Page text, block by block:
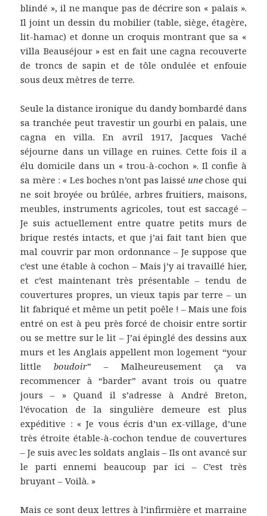
blindé », il ne manque pas de décrire son « palais ».
Il joint un dessin du mobilier (table, siège, étagère,
lit-hamac) et donne un croquis montrant que sa «
villa Beauséjour » est en fait une cagna recouverte
de troncs de sapin et de tôle ondulée et enfouie
sous deux mètres de terre.
Seule la distance ironique du dandy bombardé dans
sa tranchée peut travestir un gourbi en palais, une
cagna en villa. En avril 1917, Jacques Vaché
séjourne dans un village en ruines. Cette fois il a
élu domicile dans un « trou-à-cochon ». Il confie à
sa mère : « Les boches n’ont pas laissé une chose qui
ne soit broyée ou brûlée, arbres fruitiers, maisons,
meubles, instruments agricoles, tout est saccagé –
Je suis actuellement entre quatre petits murs de
brique restés intacts, et que j’ai fait tant bien que
mal couvrir par mon ordonnance – Je suppose que
c’est une étable à cochon – Mais j’y ai travaillé hier,
et c’est maintenant très présentable – tendu de
couvertures propres, un vieux tapis par terre – un
lit fabriqué et même un petit poêle ! – Mais une fois
entré on est à peu près forcé de choisir entre sortir
ou se mettre sur le lit – J’ai épinglé des dessins aux
murs et les Anglais appellent mon logement “your
littleboudoir” – Malheureusement ça va
recommencer à “barder” avant trois ou quatre
jours – » Quand il s’adresse à André Breton,
l’évocation de la singulière demeure est plus
expéditive : « Je vous écris d’un ex-village, d’une
très étroite étable-à-cochon tendue de couvertures
– Je suis avec les soldats anglais – Ils ont avancé sur
le parti ennemi beaucoup par ici – C’est très
bruyant – Voilà. »
Mais ce sont deux lettres à l’infirmière et marraine